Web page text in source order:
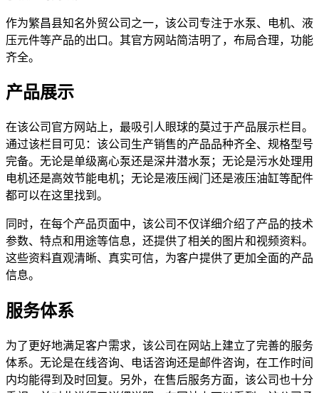
作为繁昌县知名外贸公司之一，该公司专注于水泵、电机、液
压元件等产品的出口。其官方网站简洁明了，布局合理，功能
齐全。
产品展示
在该公司官方网站上，最吸引人眼球的莫过于产品展示栏目。
通过该栏目可见：该公司生产销售的产品品种齐全、规格型号
完备。无论是单级离心泵还是深井潜水泵；无论是污水处理用
电机还是高效节能电机；无论是液压阀门还是液压油缸等配件
都可以在这里找到。
同时，在每个产品页面中，该公司不仅详细介绍了产品的技术
参数、特点和用途等信息，还提供了相关的图片和视频资料。
这些资料直观清晰、真实可信，为客户提供了更加全面的产品
信息。
服务体系
为了更好地满足客户需求，该公司在网站上建立了完善的服务
体系。无论是在线咨询、电话咨询还是邮件咨询，在工作时间
内均能得到及时回复。另外，在售后服务方面，该公司也十分